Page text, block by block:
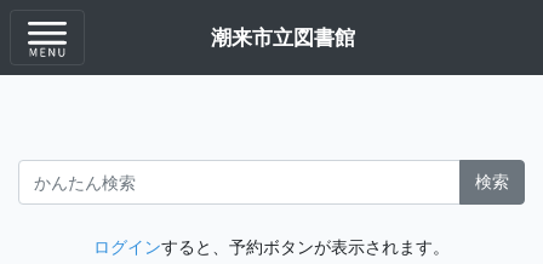
潮来市立図書館
検索
ログインすると、予約ボタンが表示されます。